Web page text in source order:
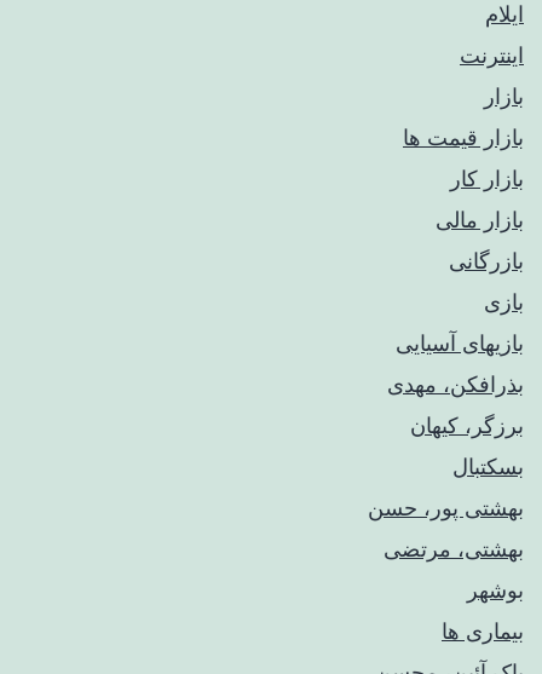
ایلام
اینترنت
بازار
بازار قیمت ها
بازار کار
بازار مالی
بازرگانی
بازی
بازیهای آسیایی
بذرافکن، مهدی
برزگر، کیهان
بسکتبال
بهشتی پور، حسن
بهشتی، مرتضی
بوشهر
بیماری ها